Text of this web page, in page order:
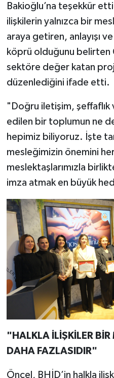
Bakioğlu’na teşekkür
ilişkilerin yalnızca bir
araya getiren, anlayışı
köprü olduğunu belirten
sektöre değer katan
düzenlediğini ifade etti.
"Doğru iletişim, şeffaflık
edilen bir toplumun ne
hepimiz biliyoruz. İşte
mesleğimizin önemini
meslektaşlarımızla
imza atmak en büyük
"HALKLA İLİŞKİLER BİR
DAHA FAZLASIDIR"
Öncel, BHİD’in halkla